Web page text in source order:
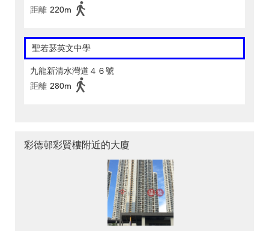
距離 220m
聖若瑟英文中學
九龍新清水灣道４６號
距離 280m
彩德邨彩賢樓附近的大廈